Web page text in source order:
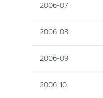
2006-07
2006-08
2006-09
2006-10